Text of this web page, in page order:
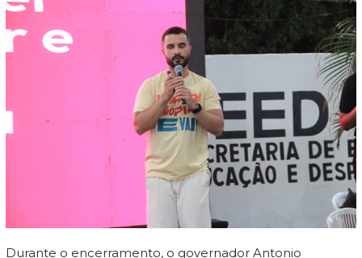
Durante o encerramento, o governador Antonio